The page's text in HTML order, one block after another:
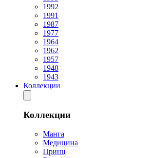
1992
1991
1987
1977
1964
1962
1957
1948
1943
Коллекции
Коллекции
Манга
Медицина
Принц